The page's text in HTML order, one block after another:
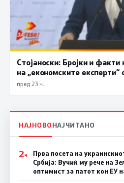
Стојаноски: Бројки и
на „економските
пред 23 ч.
НАЈНОВОНАЈЧИТАНО
2Ч
Прва посета на
Србија: Вучиќ му рече на
оптимист за патот кон ЕУ